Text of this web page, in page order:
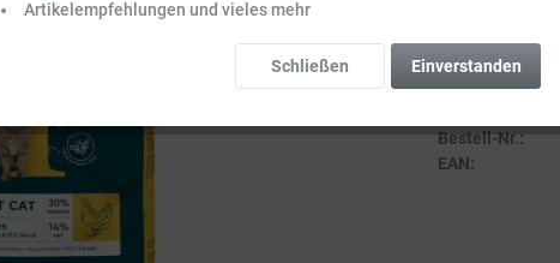
Vergleichen
Bestell-Nr.:
EAN:
Artikelempfehlungen und vieles mehr
Einverstanden
Schließen